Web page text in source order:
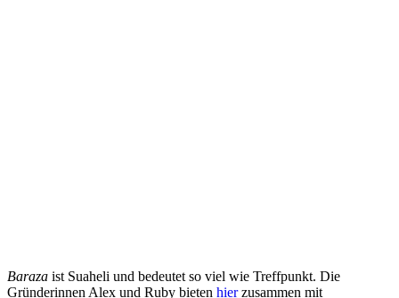
Baraza ist Suaheli und bedeutet so viel wie Treffpunkt. Die
Gründerinnen Alex und Ruby bieten hierzusammen mit